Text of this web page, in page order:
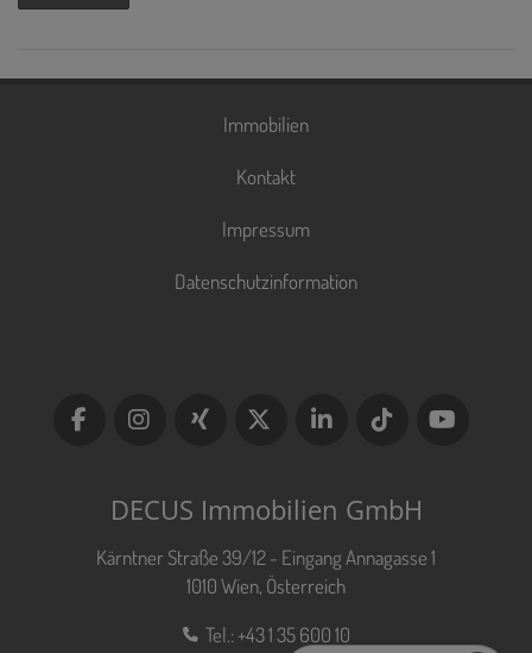
Immobilien
Kontakt
Impressum
Datenschutzinformation
DECUS Immobilien GmbH
Kärntner Straße 39/12 - Eingang Annagasse 1
1010 Wien, Österreich
Tel.:+43 1 35 600 10